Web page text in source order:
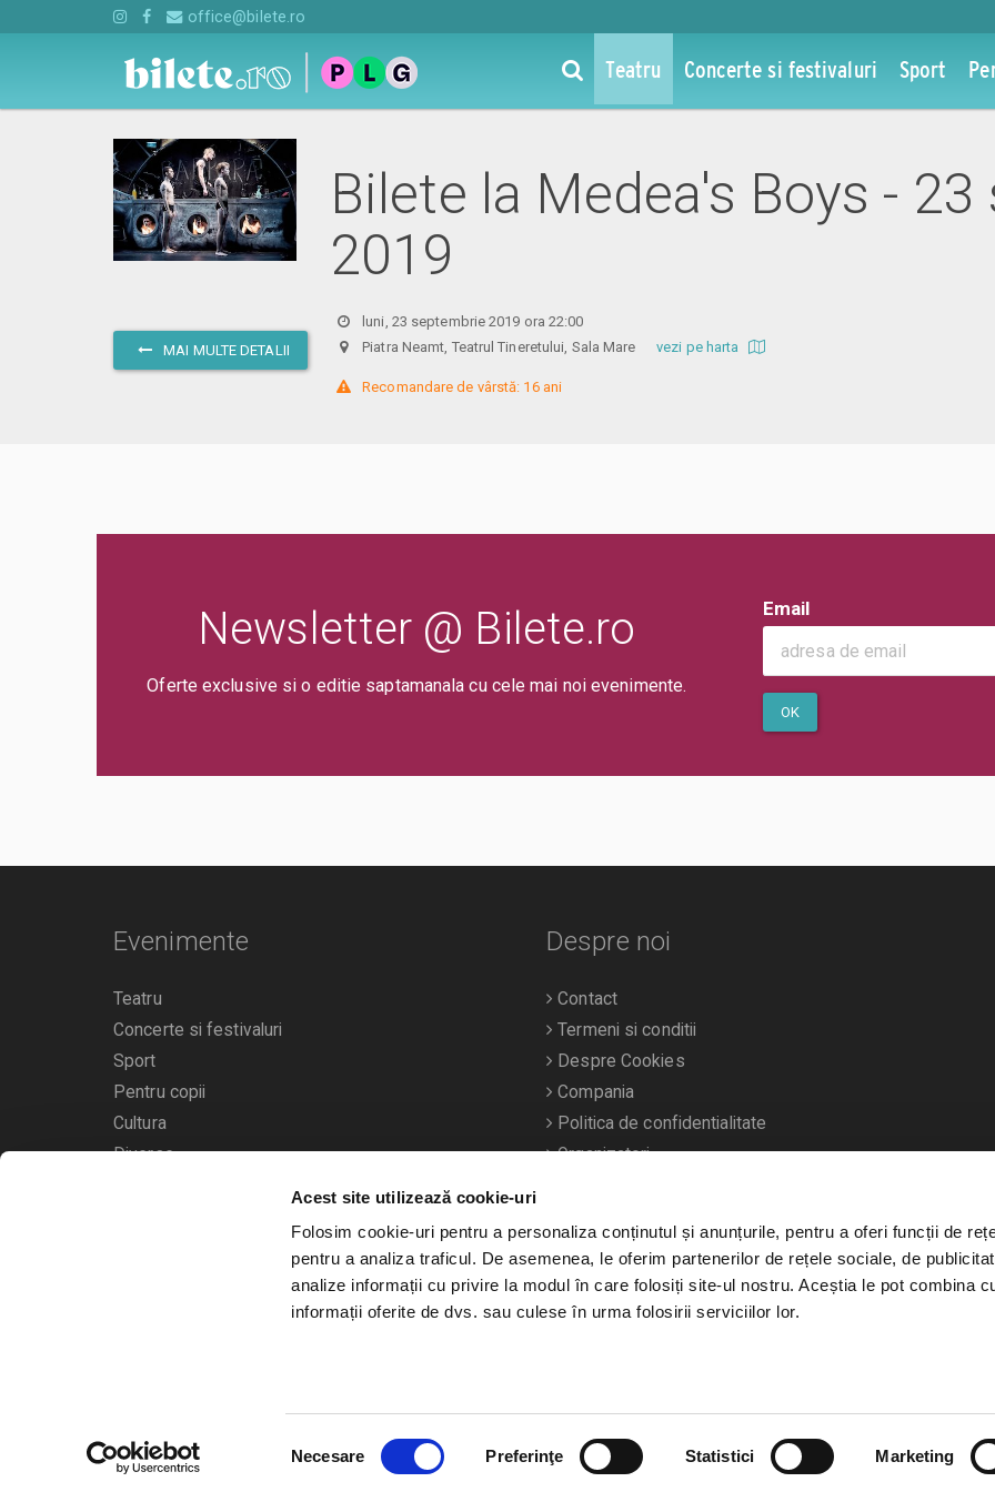
Acest site utilizează cookie-uri
Folosim cookie-uri pentru a personaliza conținutul și anunțurile, pentru a oferi funcții de
pentru a analiza traficul. De asemenea, le oferim partenerilor de rețele sociale, de
analize informații cu privire la modul în care folosiți site-ul nostru. Aceștia le pot combina
informații oferite de dvs. sau culese în urma folosirii serviciilor lor.
consimțământului
Necesare Preferinţe Statistici Marketing
office@bilete.ro
Teatru Concerte si festivaluri Sport
MAI MULTE DETALII
Bilete la Medea's Boys - 23
2019
luni, 23 septembrie 2019 ora 22:00
Piatra Neamt, Teatrul Tineretului, Sala Marevezi pe harta
Recomandare de vârstă: 16 ani
Newsletter @ Bilete.ro
Oferte exclusive si o editie saptamanala cu cele mai noi evenimente.
Email
OK
Evenimente
Teatru
Concerte si festivaluri
Sport
Pentru copii
Cultura
Diverse
Calendarul evenimentelor
Despre noi
Contact
Termeni si conditii
Despre Cookies
Compania
Politica de confidentialitate
Organizatori
Bilete.ro
A.N.P.C.
O.D.R.